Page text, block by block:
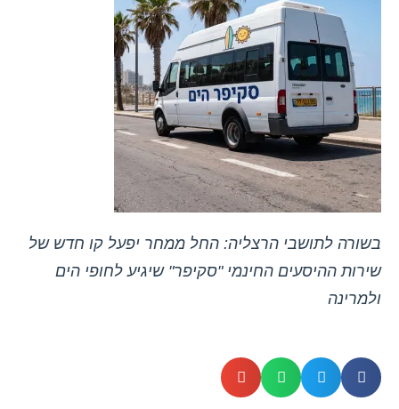
בשורה לתושבי הרצליה: החל ממחר יפעל קו חדש של
שירות ההיסעים החינמי "סקיפר" שיגיע לחופי הים
ולמרינה